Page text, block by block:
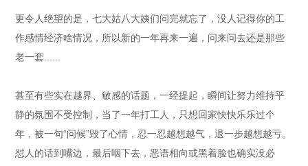
更令人绝望的是，七大姑八大姨们问完就忘了，没人记得你的工
作感情经济啥情况，所以新的一年再来一遍，问来问去还是那些
老一套......
甚至有些实在越界、敏感的话题，一经提起，瞬间让努力维持平
静的氛围不受控制，当了一年打工人，只想回家快快乐乐过个
年，被一句“问候”毁了心情，忍一忍越想越气，退一步越想越亏。
怼人的话到嘴边，最后咽下去，恶语相向或黑着脸也确实没必